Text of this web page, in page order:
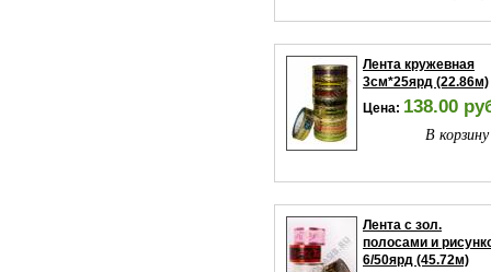
Лента кружевная
3см*25ярд (22.86м)
Цена: 138.00
В
Лента с зол.
полосами и
6/50ярд (45.72м)